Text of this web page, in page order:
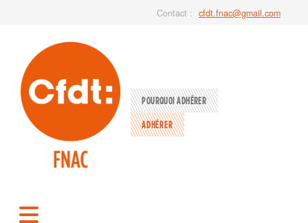
Contact : cfdt.fnac@gmail.com
POURQUOI ADHÉRER
ADHÉRER